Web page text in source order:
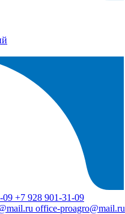
09 +7 928 901-31-09
office-proagro@mail.ru